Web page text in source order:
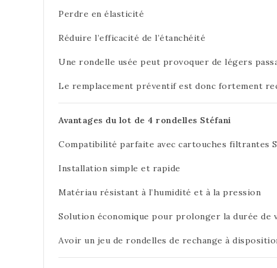
Perdre en élasticité
Réduire l’efficacité de l’étanchéité
Une rondelle usée peut provoquer de légers
Le remplacement préventif est donc fortement
Avantages du lot de 4 rondelles Stéfani
Compatibilité parfaite avec cartouches filtrantes
Installation simple et rapide
Matériau résistant à l’humidité et à la pression
Solution économique pour prolonger la durée de
Avoir un jeu de rondelles de rechange à